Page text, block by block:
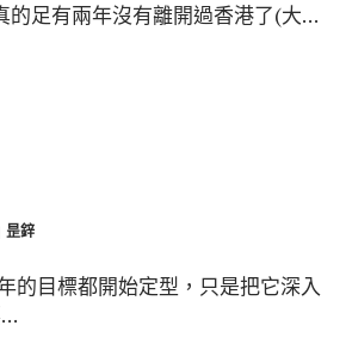
的足有兩年沒有離開過香港了(大…
昰鋅
的目標都開始定型，只是把它深入
…